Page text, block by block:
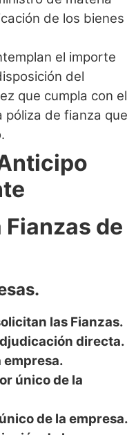
de los bienes
el importe
del
que cumpla con el
de fianza que
de
las Fianzas.
directa.
único de la
de la empresa.